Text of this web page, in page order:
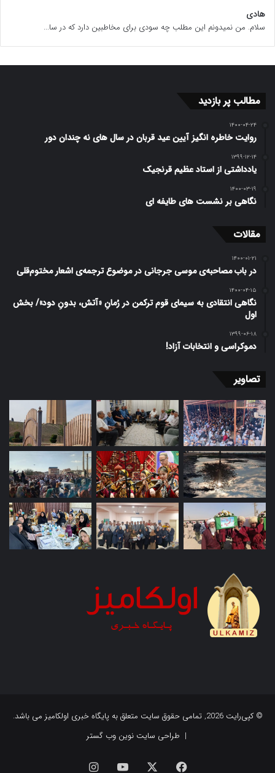
هادی
سلام. من نمیدونم این مطلب چه سودی برای مخاطبین دارد که در سا...
مطالب پر بازدید
۱۴۰۰-۰۴-۲۴
روایت خاطره انگیز آیین عید قربان در سال های نه چندان دور
۱۳۹۹-۱۲-۱۴
یادداشتی از استاد عظیم قرنجیک
۱۴۰۰-۰۳-۱۹
نگاهی بر نشست های طایفه ای
مقالات
۱۴۰۰-۰۱-۲۱
در باب مصاحبه‌ی موسی جرجانی در موضوع ترجمه‌ی اشعار مختوم‌قلی
۱۴۰۰-۰۴-۱۵
نگاهی انتقادی به سیمای قوم ترکمن در رُمانِ «آتش، بدونِ دود»/ بخش
اول
۱۳۹۹-۰۶-۱۸
دموکراسی و انتخابات آزاد!
تصاویر
© کپی‌رایت 2026, تمامی حقوق سایت متعلق به پایگاه خبری اولکامیز می باشد.
| طراحی سایت نوین وب گستر
فیس یوتیوب